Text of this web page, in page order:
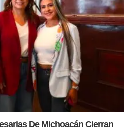
De Michoacán Cierran